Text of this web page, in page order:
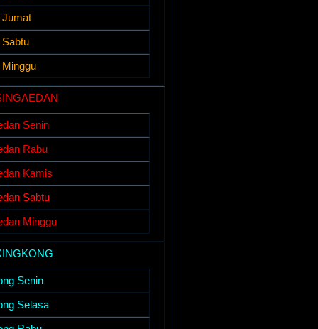
Jumat
Sabtu
Minggu
Senin
Rabu
Kamis
Sabtu
Minggu
Senin
Selasa